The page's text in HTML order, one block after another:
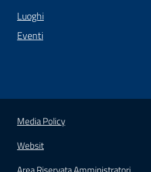
Luoghi
Eventi
Media Policy
Websit